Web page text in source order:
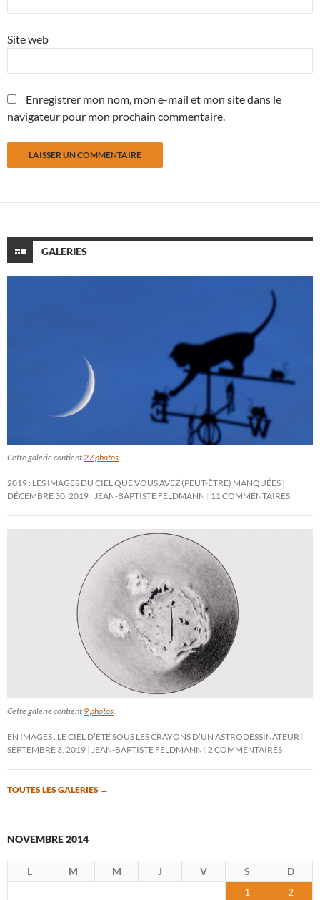
Site web
Enregistrer mon nom, mon e-mail et mon site dans le
navigateur pour mon prochain commentaire.
GALERIES
Cette galerie contient27 photos.
2019 : LES IMAGES DU CIEL QUE VOUS AVEZ (PEUT-ÊTRE) MANQUÉES
DÉCEMBRE 30, 2019 JEAN-BAPTISTE FELDMANN 11 COMMENTAIRES
Cette galerie contient 9 photos.
EN IMAGES : LE CIEL D’ÉTÉ SOUS LES CRAYONS D’UN ASTRODESSINATEUR
SEPTEMBRE 3, 2019 JEAN-BAPTISTE FELDMANN 2 COMMENTAIRES
TOUTES LES GALERIES →
NOVEMBRE 2014
L M M J V S
D
1
2